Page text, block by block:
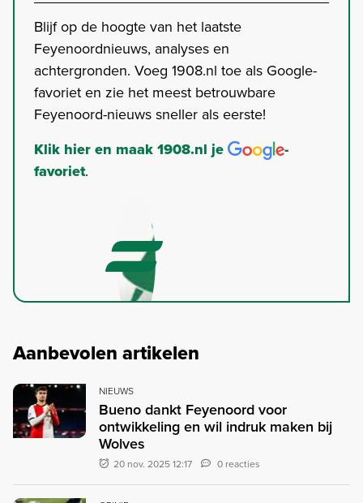
Blijf op de hoogte van het laatste
Feyenoordnieuws, analyses en
achtergronden. Voeg 1908.nl toe als Google-
favoriet en zie het meest betrouwbare
Feyenoord-nieuws sneller als eerste!
Klik hier en maak 1908.nl je
-
favoriet.
Aanbevolen artikelen
NIEUWS
Bueno dankt Feyenoord voor
ontwikkeling en wil indruk maken bij
Wolves
20 nov. 2025 12:17 0 reacties